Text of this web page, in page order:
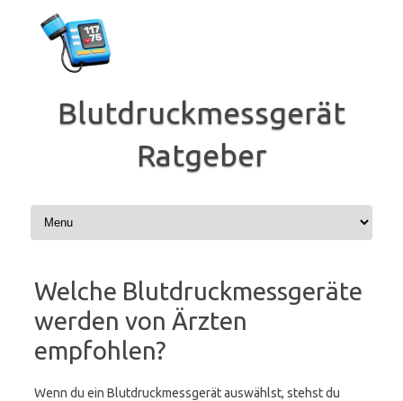
Inhalt
springen
Blutdruckmessgerät
Ratgeber
Welche Blutdruckmessgeräte
werden von Ärzten
empfohlen?
Wenn du ein Blutdruckmessgerät auswählst, stehst du